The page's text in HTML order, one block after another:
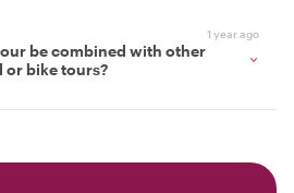
1 year ago
be combined with other
or bike tours?